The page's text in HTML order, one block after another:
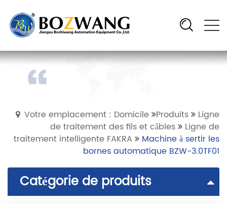
Votre emplacement : Domicile Produits
Ligne
de traitement des fils et câbles
Ligne de
traitement intelligente FAKRA
Machine à sertir les
bornes automatique BZW-3.0TF01
Catégorie de produits